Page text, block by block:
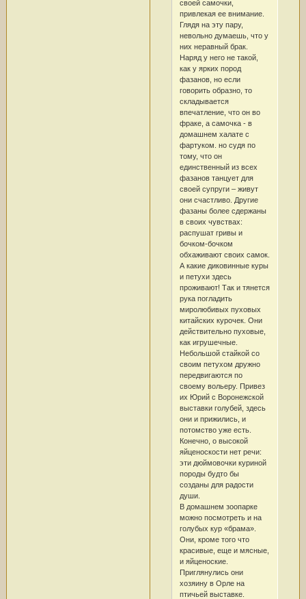
своей самочки,
привлекая ее внимание.
Глядя на эту пару,
невольно думаешь, что у
них неравный брак.
Наряд у него не такой,
как у ярких пород
фазанов, но если
говорить образно, то
складывается
впечатление, что он во
фраке, а самочка - в
домашнем халате с
фартуком. но судя по
тому, что он
единственный из всех
фазанов танцует для
своей супруги – живут
они счастливо. Другие
фазаны более сдержаны
в своих чувствах:
распушат гривы и
бочком-бочком
обхаживают своих самок.
А какие диковинные куры
и петухи здесь
проживают! Так и тянется
рука погладить
миролюбивых пуховых
китайских курочек. Они
действительно пуховые,
как игрушечные.
Небольшой стайкой со
своим петухом дружно
передвигаются по
своему вольеру. Привез
их Юрий с Воронежской
выставки голубей, здесь
они и прижились, и
потомство уже есть.
Конечно, о высокой
яйценоскости нет речи:
эти дюймовочки куриной
породы будто бы
созданы для радости
души.
В домашнем зоопарке
можно посмотреть и на
голубых кур «брама».
Они, кроме того что
красивые, еще и мясные,
и яйценоские.
Приглянулись они
хозяину в Орле на
птичьей выставке.